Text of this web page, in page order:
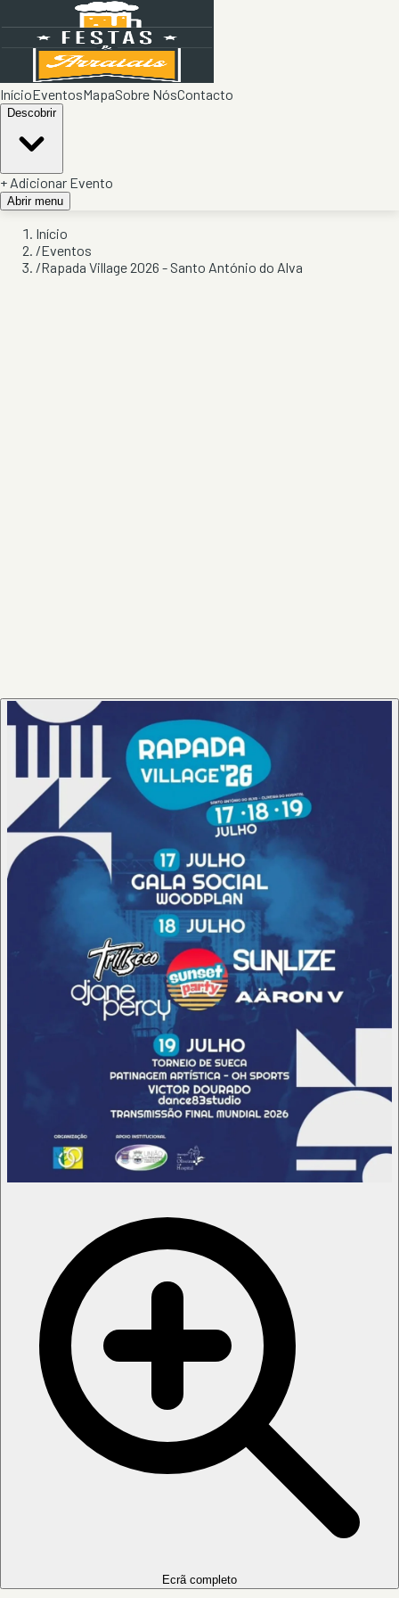
InícioEventosMapaSobre NósContacto
Descobrir
+ Adicionar Evento
Abrir menu
Início
/Eventos
/Rapada Village 2026 - Santo António do Alva
Ecrã completo